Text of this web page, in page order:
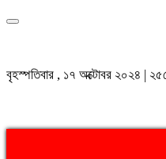
বৃহস্পতিবার , ১৭ অক্টোবর ২০২৪ |